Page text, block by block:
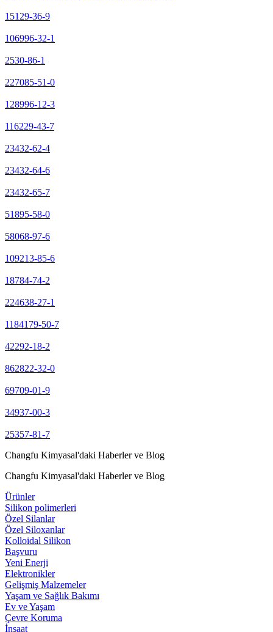
15129-36-9
106996-32-1
2530-86-1
227085-51-0
128996-12-3
116229-43-7
23432-62-4
23432-64-6
23432-65-7
51895-58-0
58068-97-6
109213-85-6
18784-74-2
224638-27-1
1184179-50-7
42292-18-2
862822-32-0
69709-01-9
34937-00-3
25357-81-7
Changfu Kimyasal'daki Haberler ve Blog
Changfu Kimyasal'daki Haberler ve Blog
Ürünler
Silikon polimerleri
Özel Silanlar
Özel Siloxanlar
Kolloidal Silikon
Başvuru
Yeni Enerji
Elektronikler
Gelişmiş Malzemeler
Yaşam ve Sağlık Bakımı
Ev ve Yaşam
Çevre Koruma
İnşaat